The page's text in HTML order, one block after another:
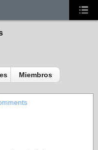
Miembros